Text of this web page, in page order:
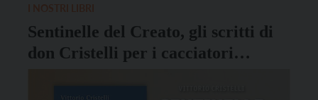
Sentinelle del Creato, gli scritti di
don Cristelli per i cacciatori